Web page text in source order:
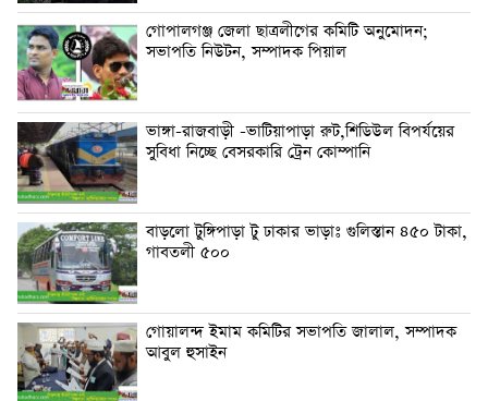
গোপালগঞ্জ জেলা ছাত্রলীগের কমিটি অনুমোদন;
সভাপতি নিউটন, সম্পাদক পিয়াল
ভাঙ্গা-রাজবাড়ী -ভাটিয়াপাড়া রুট,শিডিউল বিপর্যয়ের
সুবিধা নিচ্ছে বেসরকারি ট্রেন কোম্পানি
বাড়লো টুঙ্গিপাড়া টু ঢাকার ভাড়াঃ গুলিস্তান ৪৫০ টাকা,
গাবতলী ৫০০
গোয়ালন্দ ইমাম কমিটির সভাপতি জালাল, সম্পাদক
আবুল হুসাইন